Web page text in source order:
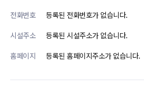
전화번호
등록된 전화번호가 없습니다.
시설주소
등록된 시설주소가 없습니다.
홈페이지
등록된 홈페이지주소가 없습니다.